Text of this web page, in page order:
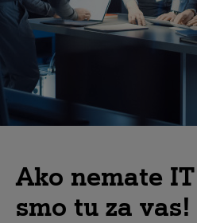
Ako nemate
smo tu za vas!